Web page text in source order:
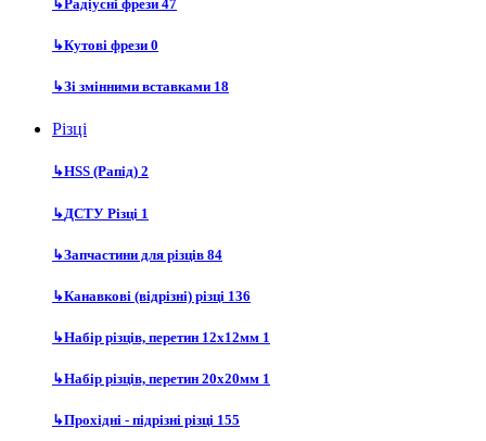
↳Радіусні фрези 47
↳Кутові фрези 0
↳Зі змінними вставками 18
Різці
↳HSS (Рапід) 2
↳ДСТУ Різці 1
↳Запчастини для різців 84
↳Канавкові (відрізні) різці 136
↳Набір різців, перетин 12х12мм 1
↳Набір різців, перетин 20х20мм 1
↳Прохідні - підрізні різці 155